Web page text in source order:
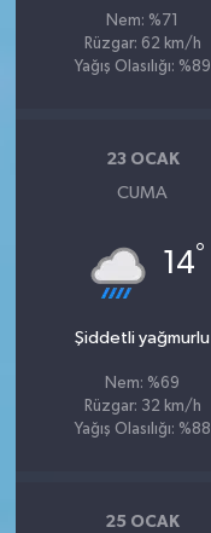
Nem: %71
Rüzgar: 62 km/h
Yağış Olasılığı: %89
23 OCAK
CUMA
14°
Şiddetli yağmurlu
Nem: %69
Rüzgar: 32 km/h
Yağış Olasılığı: %88
25 OCAK